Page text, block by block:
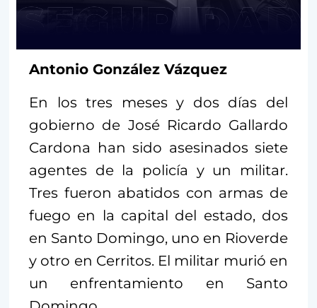
Antonio González Vázquez
En los tres meses y dos días del
gobierno de José Ricardo Gallardo
Cardona han sido asesinados siete
agentes de la policía y un militar.
Tres fueron abatidos con armas de
fuego en la capital del estado, dos
en Santo Domingo, uno en Rioverde
y otro en Cerritos. El militar murió en
un enfrentamiento en Santo